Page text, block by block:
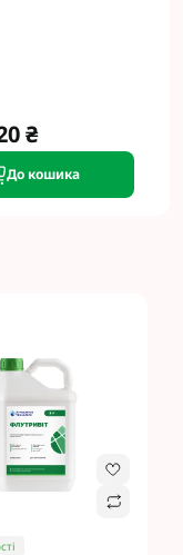
₴
До кошика